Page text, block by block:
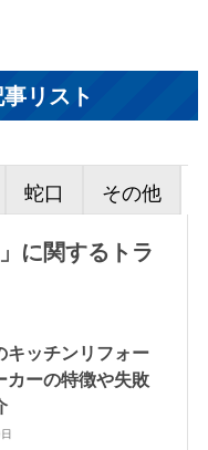
リスト
蛇口 その他
に関するトラ
キッチンリフォー
カーの特徴や失敗